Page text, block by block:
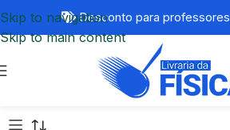
Skip to navigation
Skip to main content
Desconto para professores,